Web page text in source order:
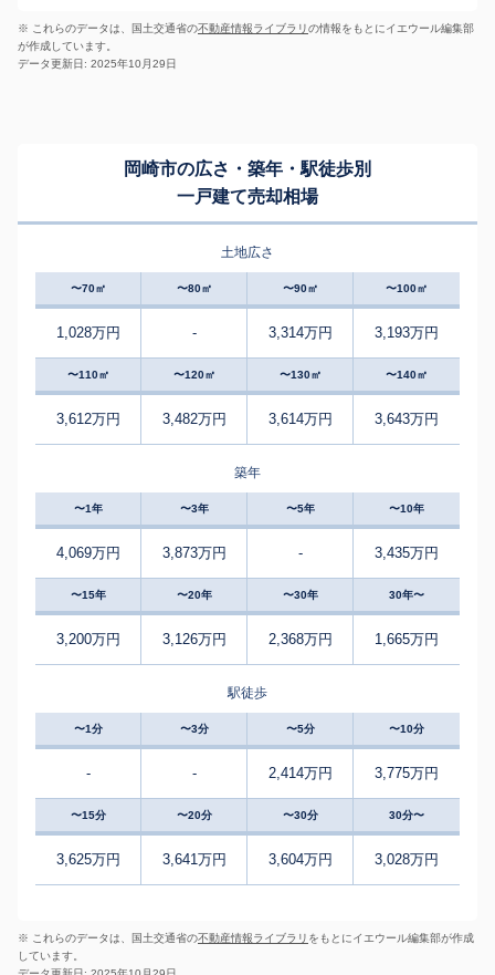
※ これらのデータは、国土交通省の不動産情報ライブラリの情報をもとにイエウール編集部
が作成しています。
データ更新日: 2025年10月29日
岡崎市の広さ・築年・駅徒歩別
一戸建て売却相場
土地広さ
〜70㎡ 〜80㎡ 〜90㎡ 〜100㎡
1,028万円 - 3,314万円 3,193万円
〜110㎡ 〜120㎡ 〜130㎡ 〜140㎡
3,612万円 3,482万円 3,614万円 3,643万円
築年
〜1年 〜3年 〜5年 〜10年
4,069万円 3,873万円 - 3,435万円
〜15年 〜20年 〜30年 30年〜
3,200万円 3,126万円 2,368万円 1,665万円
駅徒歩
〜1分 〜3分 〜5分 〜10分
- - 2,414万円 3,775万円
〜15分 〜20分 〜30分 30分〜
3,625万円 3,641万円 3,604万円 3,028万円
※ これらのデータは、国土交通省の不動産情報ライブラリ をもとにイエウール編集部が作成
しています。